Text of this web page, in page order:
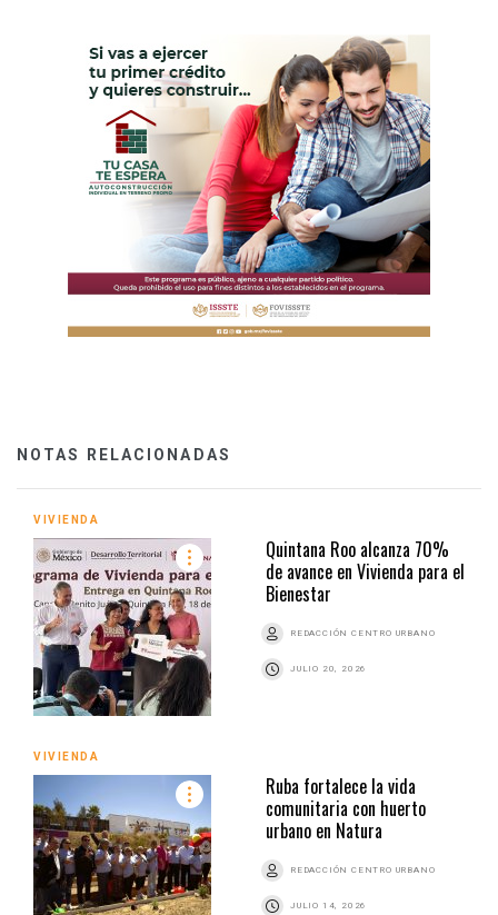
NOTAS RELACIONADAS
VIVIENDA
Quintana Roo alcanza 70%
de avance en Vivienda para el
Bienestar
REDACCIÓN CENTRO URBANO
JULIO 20, 2026
VIVIENDA
Ruba fortalece la vida
comunitaria con huerto
urbano en Natura
REDACCIÓN CENTRO URBANO
JULIO 14, 2026